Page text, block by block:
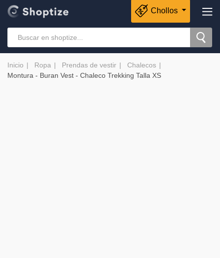
Chollos
Inicio Ropa Prendas de vestir
Chalecos
Montura - Buran Vest - Chaleco Trekking Talla XS